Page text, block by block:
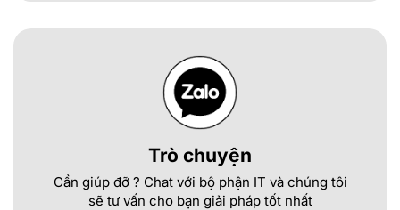
Trò chuyện
Cần giúp đỡ ? Chat với bộ phận IT và chúng tôi
sẽ tư vấn cho bạn giải pháp tốt nhất